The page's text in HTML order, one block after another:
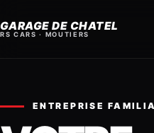
GARAGE DE CHATEL
RS CARS · MOUTIERS
ENTREPRISE